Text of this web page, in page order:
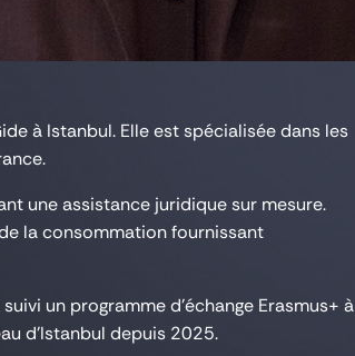
à Istanbul. Elle est spécialisée dans les
une assistance juridique sur mesure.
la consommation fournissant
un programme d’échange Erasmus+ à
d'Istanbul depuis 2025.